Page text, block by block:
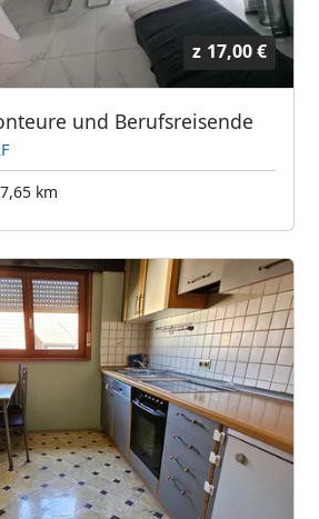
z 17,00 €
und Berufsreisende
km